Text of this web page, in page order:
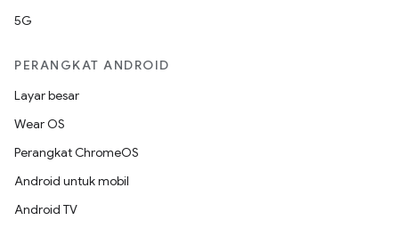
5G
PERANGKAT ANDROID
Layar besar
Wear OS
Perangkat ChromeOS
Android untuk mobil
Android TV